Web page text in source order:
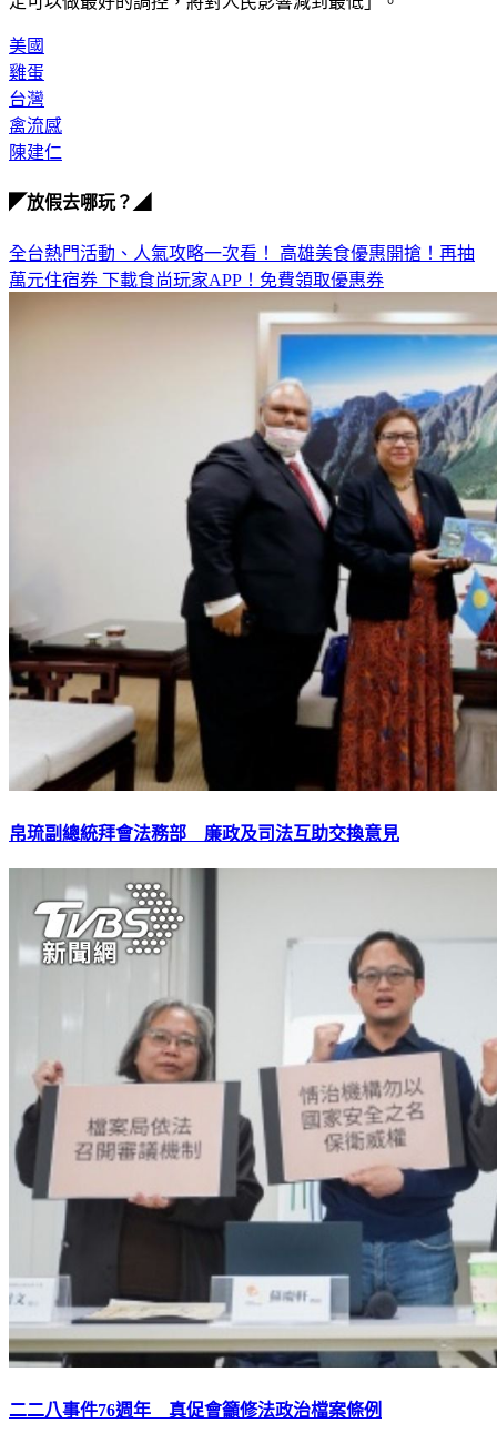
美國
雞蛋
台灣
禽流感
陳建仁
◤放假去哪玩？◢
全台熱門活動、人氣攻略一次看！ 高雄美食優惠開搶！再抽
萬元住宿券 下載食尚玩家APP！免費領取優惠券
帛琉副總統拜會法務部 廉政及司法互助交換意見
二二八事件76週年 真促會籲修法政治檔案條例